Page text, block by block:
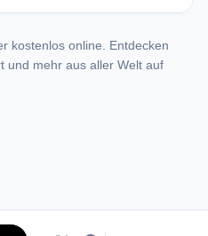
kostenlos online. Entdecken
und mehr aus aller Welt auf